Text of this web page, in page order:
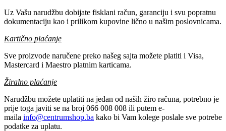
Uz Vašu narudžbu dobijate fisklani račun, garanciju i svu popratnu
dokumentaciju kao i prilikom kupovine lično u našim poslovnicama.
Kartično plaćanje
Sve proizvode naručene preko našeg sajta možete platiti i Visa,
Mastercard i Maestro platnim karticama.
Žiralno plaćanje
Narudžbu možete uplatiti na jedan od naših žiro računa, potrebno je
prije toga javiti se na broj 066 008 008 ili putem e-
maila info@centrumshop.ba kako bi Vam kolege poslale sve potrebe
podatke za uplatu.